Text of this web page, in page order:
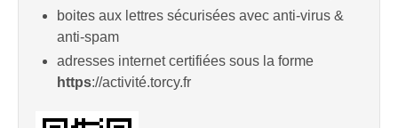
boites aux lettres sécurisées avec anti-virus &
anti-spam
adresses internet certifiées sous la forme
https://activité.torcy.fr